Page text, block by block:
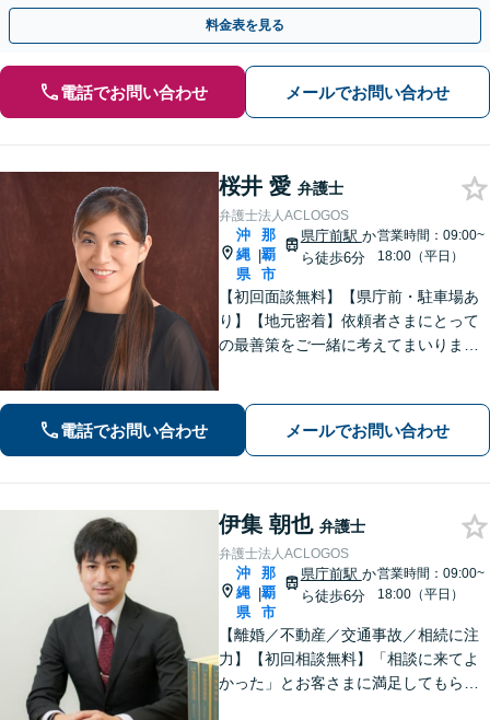
まず、お気軽にご相談ください。【電話相談可】
料金表を見る
電話でお問い合わせ メールでお問い合わせ
桜井 愛 弁護士
弁護士法人ACLOGOS
沖
縄
県
|
那
覇
市
県庁前駅 か
ら徒歩6分
営業時間：09:00~
18:00（平日）
【初回面談無料】【県庁前・駐車場あ
り】【地元密着】依頼者さまにとって
の最善策をご一緒に考えてまいりま
【FP1級・宅地建物取引士・銀行業務
検定の資格あり】【WEB面談可】
電話でお問い合わせ メールでお問い合わせ
伊集 朝也 弁護士
弁護士法人ACLOGOS
沖
縄
県
|
那
覇
市
県庁前駅 か
ら徒歩6分
営業時間：09:00~
18:00（平日）
【離婚／不動産／交通事故／相続に注
力】【初回相談無料】「相談に来てよ
かった」とお客さまに満足してもらう